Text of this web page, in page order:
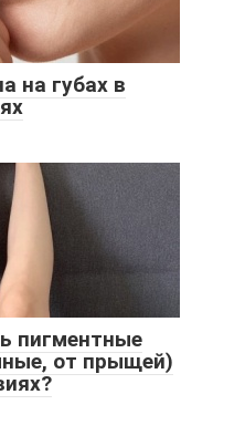
на губах в
пигментные
от прыщей)